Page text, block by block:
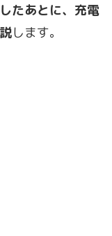
たあとに、充電
します。